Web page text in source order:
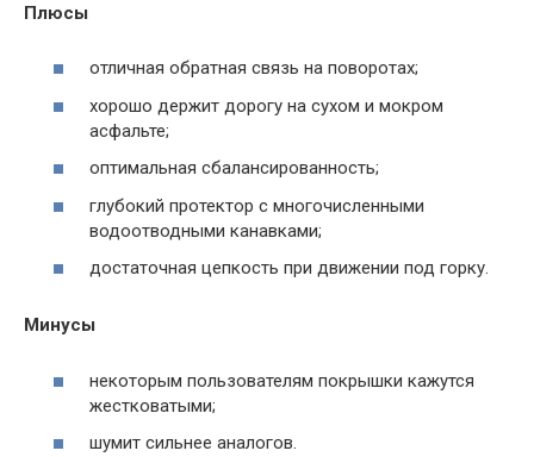
Плюсы
отличная обратная связь на поворотах;
хорошо держит дорогу на сухом и мокром
асфальте;
оптимальная сбалансированность;
глубокий протектор с многочисленными
водоотводными канавками;
достаточная цепкость при движении под горку.
Минусы
некоторым пользователям покрышки кажутся
жестковатыми;
шумит сильнее аналогов.